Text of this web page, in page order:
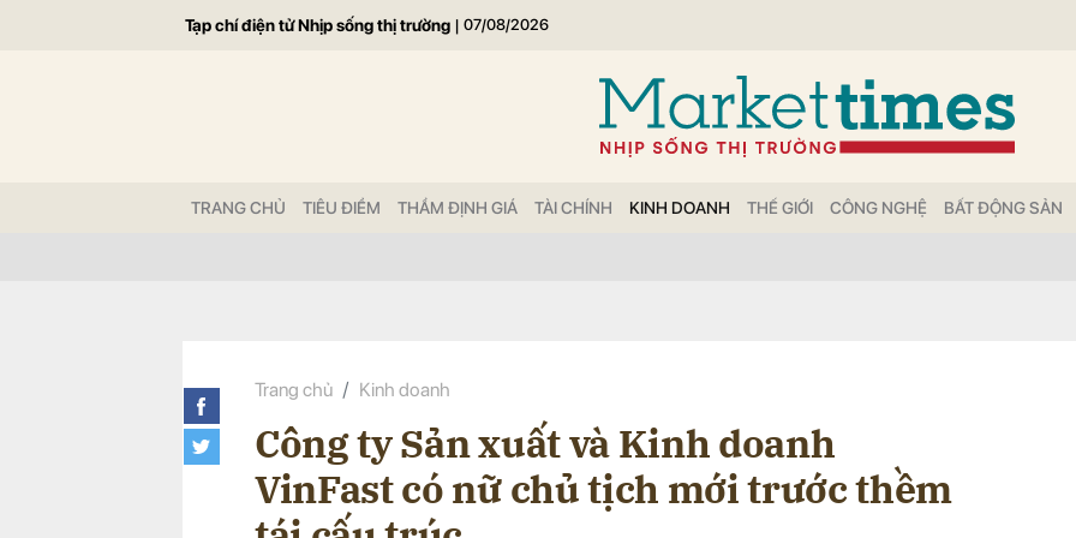
Tạp chí điện tử Nhịp sống thị trường | 07/08/2026
TRANG CHỦ TIÊU ĐIỂM THẨM ĐỊNH GIÁ TÀI CHÍNH KINH DOANH THẾ GIỚI CÔNG NGHỆ BẤT ĐỘNG SẢN
Trang chủ Kinh doanh
Công ty Sản xuất và Kinh doanh
VinFast có nữ chủ tịch mới trước thềm
Gửi bình luận